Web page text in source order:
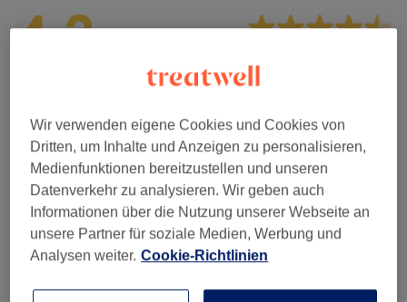
4,3
Sauberkeit
Service
Bewertungen filtern
Wir verwenden eigene Cookies und Cookies von
Dritten, um Inhalte und Anzeigen zu personalisieren,
Medienfunktionen bereitzustellen und unseren
Datenverkehr zu analysieren. Wir geben auch
Informationen über die Nutzung unserer Webseite an
unsere Partner für soziale Medien, Werbung und
Analysen weiter. Cookie-Richtlinien